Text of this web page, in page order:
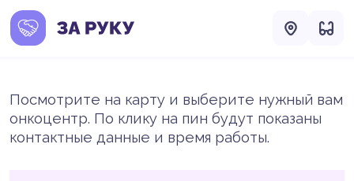
Посмотрите на карту и выберите нужный вам
онкоцентр. По клику на пин будут показаны
контактные данные и время работы.